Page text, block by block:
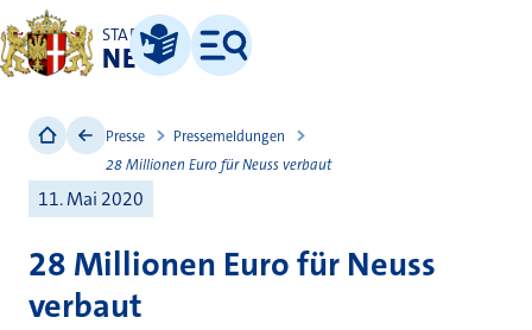
STADT
NEUSS
Leichte Sprache
Menü
Presse
Pressemeldungen
28 Millionen Euro für Neuss verbaut
11. Mai 2020
28 Millionen Euro für Neuss
verbaut